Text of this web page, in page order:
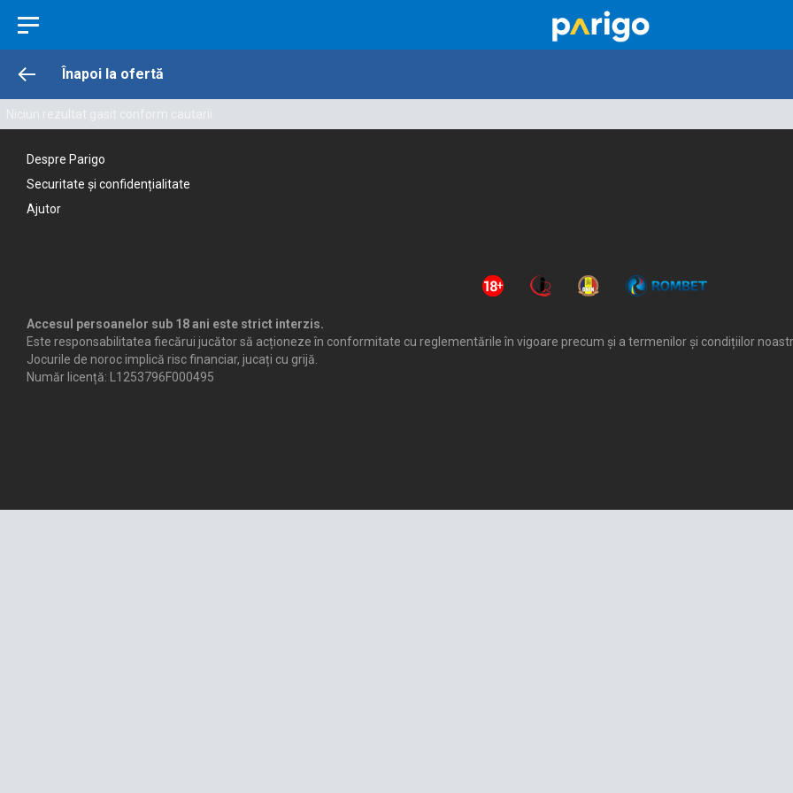
Înapoi la ofertă
Despre Parigo
Securitate și confidențialitate
Ajutor
Accesul persoanelor sub 18 ani este strict interzis.
Este responsabilitatea fiecărui jucător să acționeze în conformitate cu reglementările în vigoare precum și a termenilor și condițiilor
Jocurile de noroc implică risc financiar, jucați cu grijă.
Număr licență: L1253796F000495